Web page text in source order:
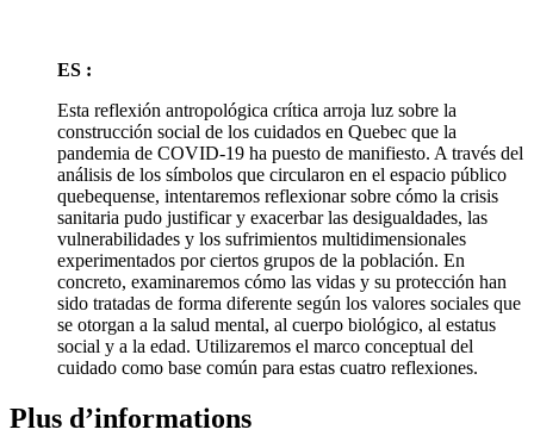
ES :
Esta reflexión antropológica crítica arroja luz sobre la
construcción social de los cuidados en Quebec que la
pandemia de COVID-19 ha puesto de manifiesto. A través del
análisis de los símbolos que circularon en el espacio público
quebequense, intentaremos reflexionar sobre cómo la crisis
sanitaria pudo justificar y exacerbar las desigualdades, las
vulnerabilidades y los sufrimientos multidimensionales
experimentados por ciertos grupos de la población. En
concreto, examinaremos cómo las vidas y su protección han
sido tratadas de forma diferente según los valores sociales que
se otorgan a la salud mental, al cuerpo biológico, al estatus
social y a la edad. Utilizaremos el marco conceptual del
cuidado como base común para estas cuatro reflexiones.
Plus d’informations